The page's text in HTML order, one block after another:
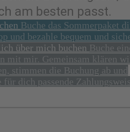
am besten passt.
Buche das Sommerpaket
und bezahle bequem und
über mich buchen Buche
mit mir. Gemeinsam klären
stimmen die Buchung ab und
für dich passende